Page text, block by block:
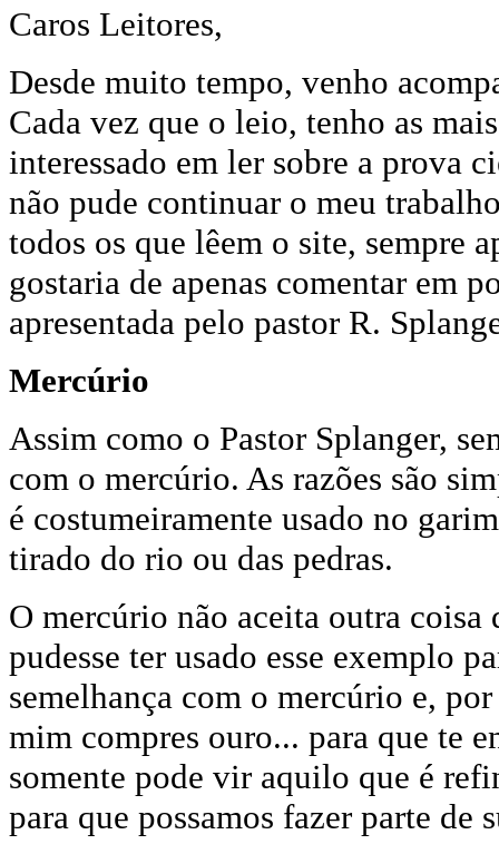
Caros Leitores,
Desde muito tempo, venho
Cada vez que o leio, tenho as
interessado em ler sobre a prova
não pude continuar o meu
todos os que lêem o site, sempre
gostaria de apenas comentar em
apresentada pelo pastor R.
Mercúrio
Assim como o Pastor Splanger,
com o mercúrio. As razões são
é costumeiramente usado no
tirado do rio ou das pedras.
O mercúrio não aceita outra coisa
pudesse ter usado esse exemplo
semelhança com o mercúrio e,
mim compres ouro... para que te
somente pode vir aquilo que é
para que possamos fazer parte de